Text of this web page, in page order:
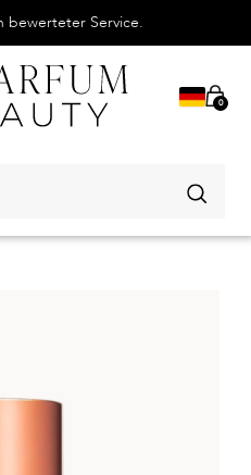
bewerteter Service.
0